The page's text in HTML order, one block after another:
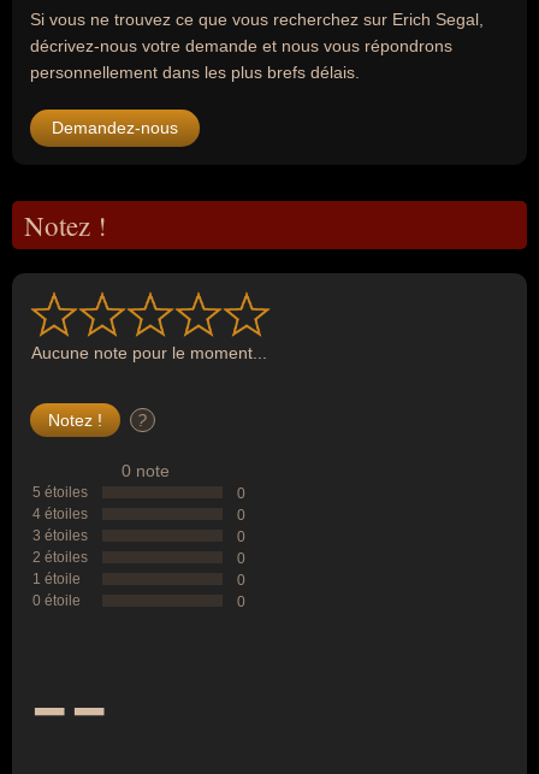
Si vous ne trouvez ce que vous recherchez sur Erich Segal,
décrivez-nous votre demande et nous vous répondrons
personnellement dans les plus brefs délais.
Demandez-nous
Notez !
Aucune note pour le moment...
?
0 note
5 étoiles
0
4 étoiles
0
3 étoiles
0
2 étoiles
0
1 étoile
0
0 étoile
0
--